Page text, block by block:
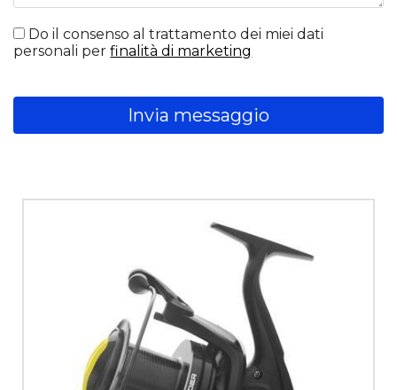
Do il consenso al trattamento dei miei dati
personali perfinalità di marketing
Invia messaggio